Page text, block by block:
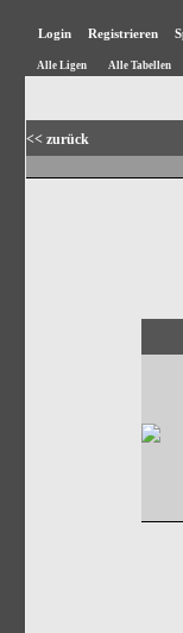
Login Registrieren
Alle Ligen Alle Tabellen
<< zurück